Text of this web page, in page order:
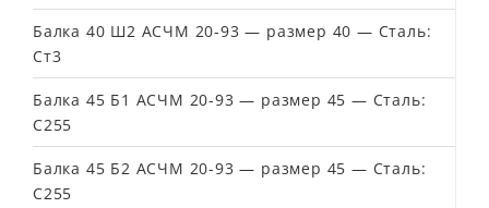
Балка 40 Ш2 АСЧМ 20-93 — размер 40 — Сталь:
Ст3
Балка 45 Б1 АСЧМ 20-93 — размер 45 — Сталь:
С255
Балка 45 Б2 АСЧМ 20-93 — размер 45 — Сталь:
С255